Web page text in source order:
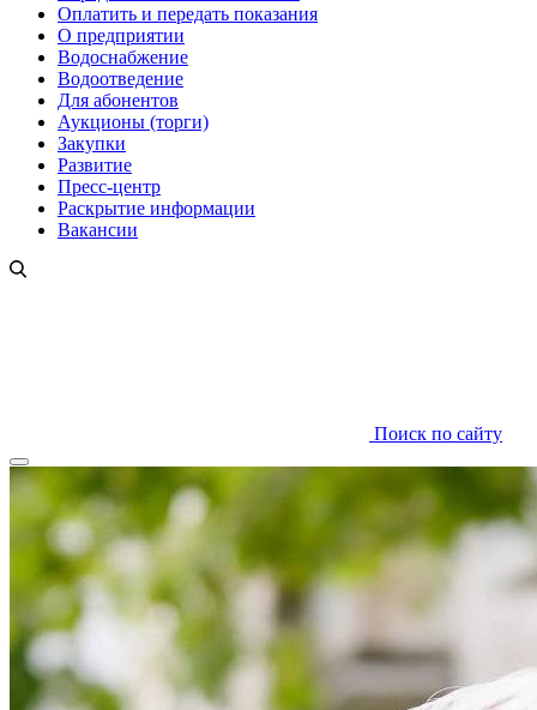
Оплатить и передать показания
О предприятии
Водоснабжение
Водоотведение
Для абонентов
Аукционы (торги)
Закупки
Развитие
Пресс-центр
Раскрытие информации
Вакансии
Поиск по сайту